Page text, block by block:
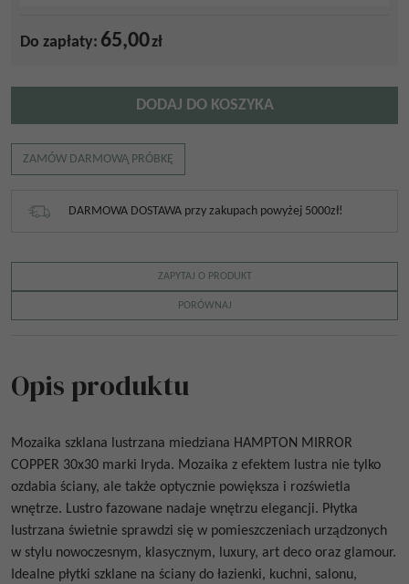
Do zapłaty: 65,00zł
DODAJ DO KOSZYKA
ZAMÓW DARMOWĄ PRÓBKĘ
DARMOWA DOSTAWA przy zakupach powyżej 5000zł!
ZAPYTAJ O PRODUKT
PORÓWNAJ
Opis produktu
Mozaika szklana lustrzana miedziana HAMPTON MIRROR
COPPER 30x30 marki Iryda. Mozaika z efektem lustra nie tylko
ozdabia ściany, ale także optycznie powiększa i rozświetla
wnętrze. Lustro fazowane nadaje wnętrzu elegancji. Płytka
lustrzana świetnie sprawdzi się w pomieszczeniach urządzonych
w stylu nowoczesnym, klasycznym, luxury, art deco oraz glamour.
Idealne płytki szklane na ściany do łazienki, kuchni, salonu,